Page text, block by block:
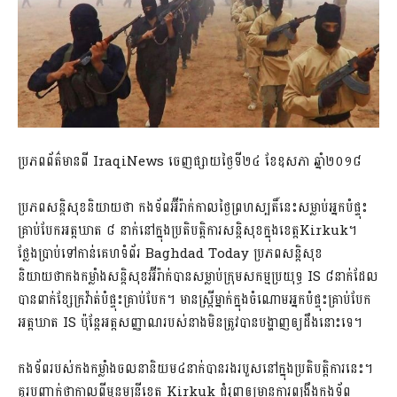
ប្រភពព័ត៌មានពី IraqiNews ចេញផ្សាយថ្ងៃទី២៤ ខែឧសភា ឆ្នាំ២០១៨
ប្រភពសន្តិសុខនិយាយថា កងទ័ពអ៊ីរ៉ាក់កាលថ្ងៃព្រហស្បតិ៍នេះសម្លាប់អ្នកបំផ្ទុះ
គ្រាប់​បែកអត្តឃាត ៨ នាក់នៅក្នុងប្រតិបត្តិការសន្តិសុខក្នុងខេត្តKirkuk។
ថ្លែងប្រាប់ទៅកាន់គេហទំព័រ Baghdad Today ប្រភពសន្តិសុខ
និយាយថាកងកម្លាំងសន្តិសុខអ៊ីរ៉ាក់បានសម្លាប់ក្រុមសកម្មប្រយុទ្ធ IS ៨នាក់ដែល
បានពាក់ខ្សែក្រវ៉ាត់បំផ្ទុះគ្រាប់បែក។ មានស្ត្រីម្នាក់ក្នុងចំណោមអ្នកបំផ្ទុះគ្រាប់បែក
អត្តឃាត IS ប៉ុន្តែអត្តសញ្ញាណរបស់នាងមិនត្រូវបានបង្ហាញឲ្យដឹងនោះទេ។
កងទ័ពរបស់កងកម្លាំងចលនានិយម៤នាក់បានរងរបួសនៅក្នុងប្រតិបត្តិការនេះ។
គួរបញ្ជាក់ថាកាលពីមុនមន្រ្តីខេត្ត Kirkuk ជំរុញឲ្យមានការពង្រឹងកងទ័ព